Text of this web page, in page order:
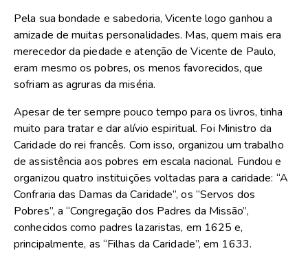
Pela sua bondade e sabedoria, Vicente logo ganhou a
amizade de muitas personalidades. Mas, quem mais era
merecedor da piedade e atenção de Vicente de Paulo,
eram mesmo os pobres, os menos favorecidos, que
sofriam as agruras da miséria.
Apesar de ter sempre pouco tempo para os livros, tinha
muito para tratar e dar alívio espiritual. Foi Ministro da
Caridade do rei francês. Com isso, organizou um trabalho
de assistência aos pobres em escala nacional. Fundou e
organizou quatro instituições voltadas para a caridade: “A
Confraria das Damas da Caridade”, os “Servos dos
Pobres”, a “Congregação dos Padres da Missão”,
conhecidos como padres lazaristas, em 1625 e,
principalmente, as “Filhas da Caridade”, em 1633.